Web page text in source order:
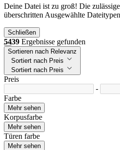
Deine Datei ist zu groß! Die
überschritten Ausgewählte
Schließen
5439 Ergebnisse gefunden
Sortieren nach Relevanz
Sortiert nach Preis
Sortiert nach Preis
Preis
-
Farbe
Mehr sehen
Korpusfarbe
Mehr sehen
Türen farbe
Mehr sehen